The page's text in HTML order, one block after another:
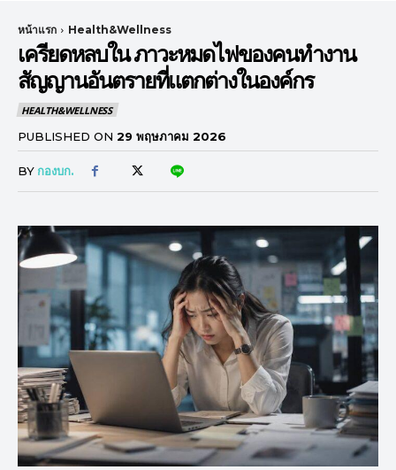
หน้าแรก Health&Wellness
เครียดหลบใน ภาวะหมดไฟของคนทำงาน
สัญญานอันตรายที่แตกต่างในองค์กร
HEALTH&WELLNESS
PUBLISHED ON 29 พฤษภาคม 2026
BY กองบก.